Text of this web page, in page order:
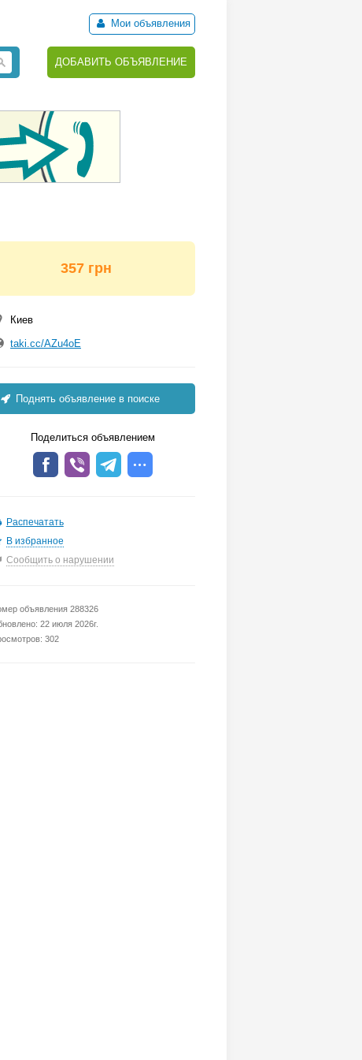
Мои объявления
ДОБАВИТЬ ОБЪЯВЛЕНИЕ
357 грн
Киев
taki.cc/AZu4oE
Поднять объявление в поиске
Поделиться объявлением
Распечатать
В избранное
Сообщить о нарушении
объявления 288326
22 июля 2026г.
302